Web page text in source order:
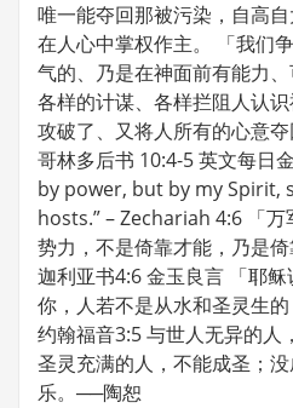
唯一能夺回那被污染，自高
在人心中掌权作主。 「我们
气的、乃是在神面前有能力
各样的计谋、各样拦阻人认
攻破了、又将人所有的心意夺
哥林多后书 10:4-5 英文每日
by power, but by my Spirit,
hosts.” – Zechariah 4:6 「
势力，不是倚靠才能，乃是
迦利亚书4:6 金玉良言 「耶
你，人若不是从水和圣灵生的
约翰福音3:5 与世人无异的人
圣灵充满的人，不能成圣；
乐。──陶恕